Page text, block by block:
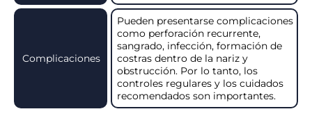
Complicaciones
Pueden presentarse complicaciones
como perforación recurrente,
sangrado, infección, formación de
costras dentro de la nariz y
obstrucción. Por lo tanto, los
controles regulares y los cuidados
recomendados son importantes.